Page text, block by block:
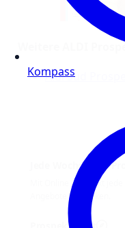
Weitere ALDI
Aldi Süd
Jede Woche neue
Mit Online Prospekt
Angebote entdecken.
Kompass